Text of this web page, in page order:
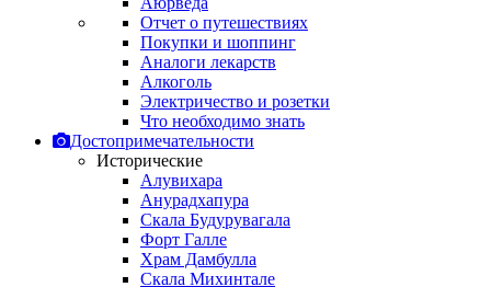
Отчет о путешествиях
Покупки и шоппинг
Аналоги лекарств
Алкоголь
Электричество и розетки
Что необходимо знать
Достопримечательности
Исторические
Алувихара
Анурадхапура
Скала Будурувагала
Форт Галле
Храм Дамбулла
Скала Михинтале